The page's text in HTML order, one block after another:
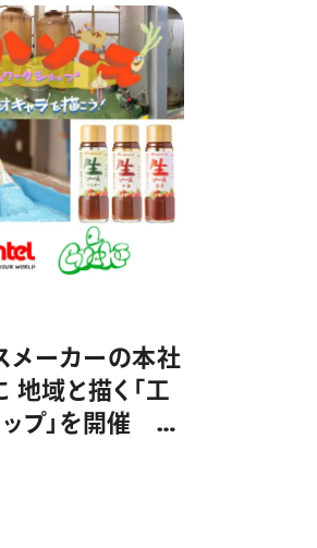
メーカーの本社
地域と描く「工
プ」を開催 ト
る×ミズグチ